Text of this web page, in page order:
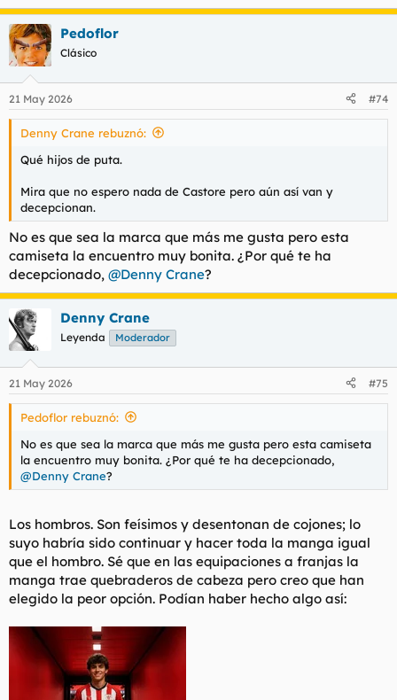
Pedoflor
Clásico
21 May 2026 #74
Denny Crane rebuznó:
Qué hijos de puta.
Mira que no espero nada de Castore pero aún así van y
decepcionan.
No es que sea la marca que más me gusta pero esta
camiseta la encuentro muy bonita. ¿Por qué te ha
decepcionado, @Denny Crane?
Denny Crane
Leyenda Moderador
21 May 2026 #75
Pedoflor rebuznó:
No es que sea la marca que más me gusta pero esta camiseta
la encuentro muy bonita. ¿Por qué te ha decepcionado,
@Denny Crane?
Los hombros. Son feísimos y desentonan de cojones; lo
suyo habría sido continuar y hacer toda la manga igual
que el hombro. Sé que en las equipaciones a franjas la
manga trae quebraderos de cabeza pero creo que han
elegido la peor opción. Podían haber hecho algo así: